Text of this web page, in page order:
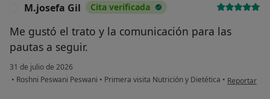
M.josefa Gil Cita verificada
Me gustó el trato y la comunicación para las
pautas a seguir.
31 de julio de 2026
• Roshni Peswani Peswani • Primera visita Nutrición y Dietética • en opinión
Reportar